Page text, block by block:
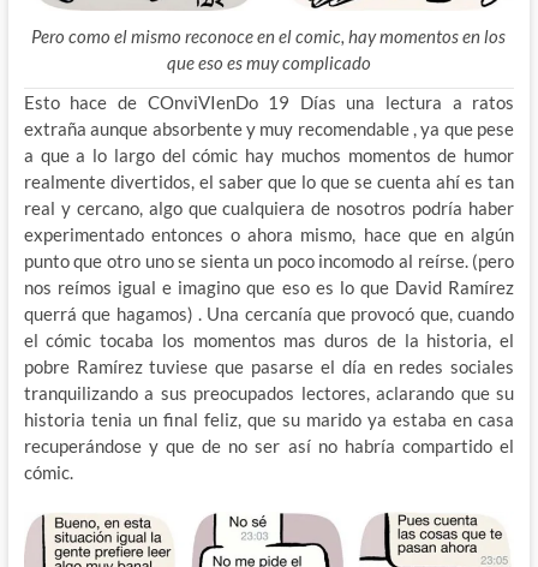
Pero como el mismo reconoce en el comic, hay momentos en los
que eso es muy complicado
Esto hace de COnviVIenDo 19 Días una lectura a ratos
extraña aunque absorbente y muy recomendable , ya que pese
a que a lo largo del cómic hay muchos momentos de humor
realmente divertidos, el saber que lo que se cuenta ahí es tan
real y cercano, algo que cualquiera de nosotros podría haber
experimentado entonces o ahora mismo, hace que en algún
punto que otro uno se sienta un poco incomodo al reírse. (pero
nos reímos igual e imagino que eso es lo que David Ramírez
querrá que hagamos) . Una cercanía que provocó que, cuando
el cómic tocaba los momentos mas duros de la historia, el
pobre Ramírez tuviese que pasarse el día en redes sociales
tranquilizando a sus preocupados lectores, aclarando que su
historia tenia un final feliz, que su marido ya estaba en casa
recuperándose y que de no ser así no habría compartido el
cómic.